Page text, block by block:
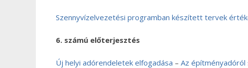
Szennyvízelvezetési programban készített tervek
6. számú előterjesztés
Új helyi adórendeletek elfogadása – Az